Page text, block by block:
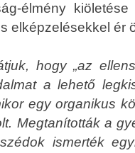
élmény
elképzelésekkel ér
hogy „az
a lehető
egy organikus
Megtanították a
ismerték